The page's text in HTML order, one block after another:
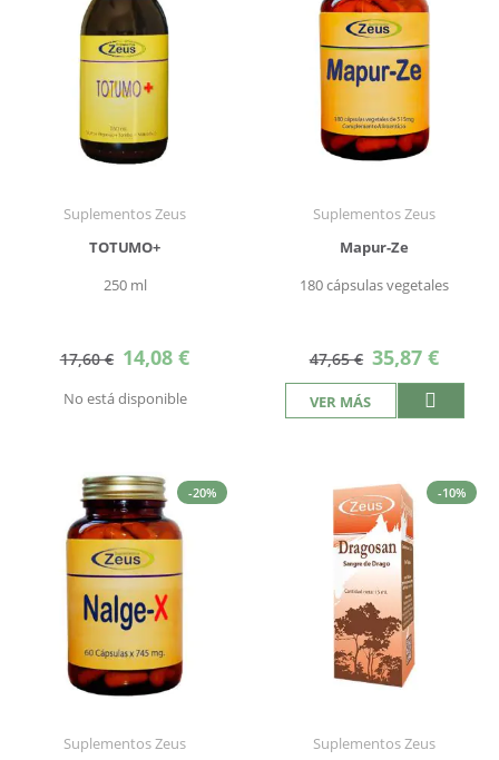
Suplementos Zeus
TOTUMO+
250 ml
17,60 € Precio
especial
14,08 €
No está disponible
Suplementos Zeus
Mapur-Ze
180 cápsulas vegetales
47,65 € Precio
especial
35,87 €
VER MÁS
-20%
Suplementos Zeus
-10%
Suplementos Zeus